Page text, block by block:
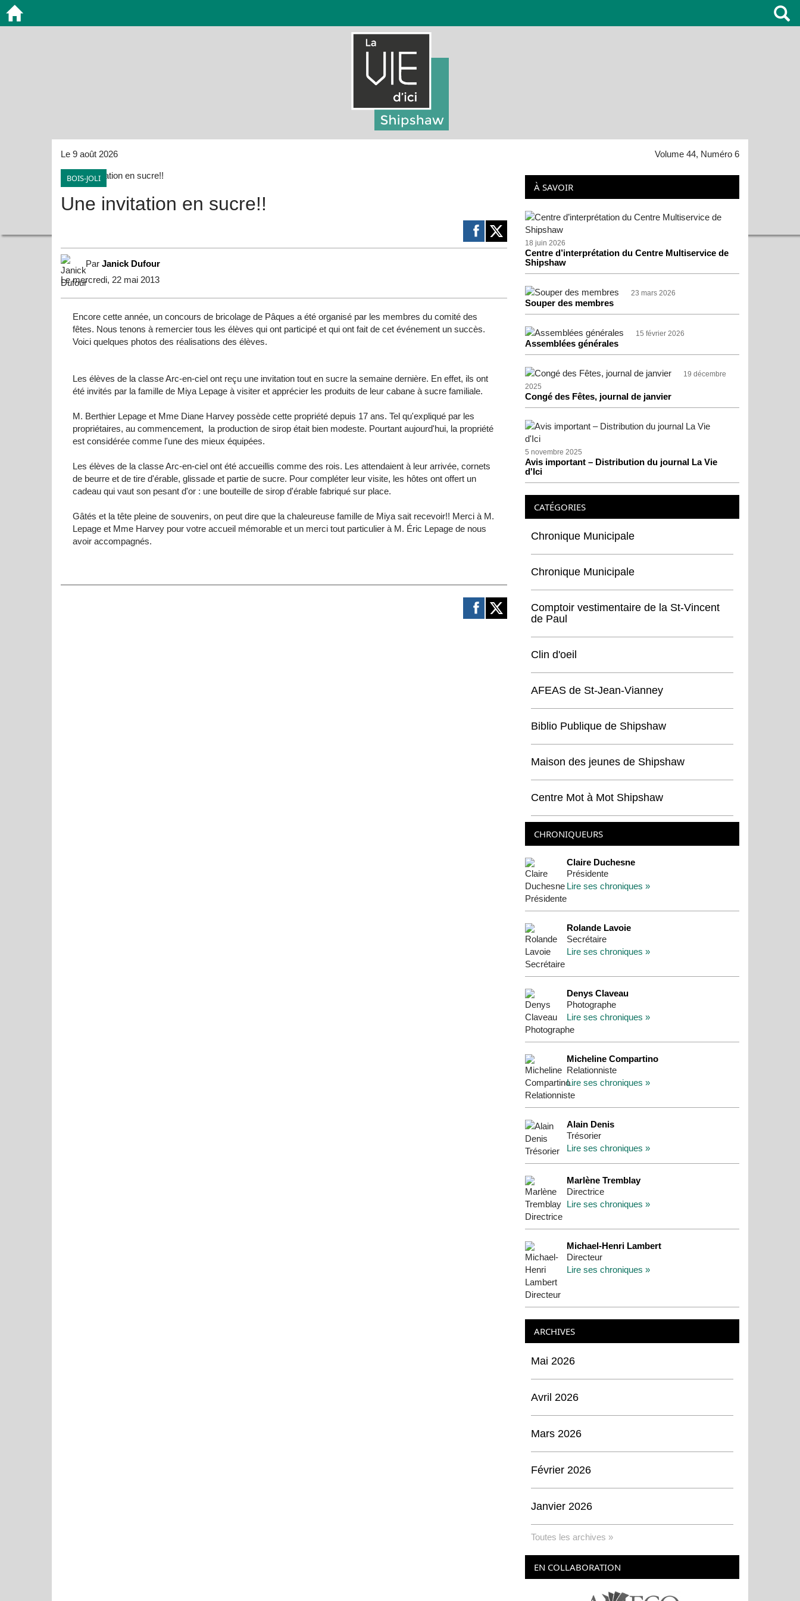
Le 9 août 2026 Volume 44, Numéro 6
BOIS-JOLI
Une invitation en sucre!!
Par Janick Dufour
Le mercredi, 22 mai 2013
Encore cette année, un concours de bricolage de Pâques a été organisé par les membres du comité des
fêtes. Nous tenons à remercier tous les élèves qui ont participé et qui ont fait de cet événement un succès.
Voici quelques photos des réalisations des élèves.
Les élèves de la classeArc-en-ciel ont reçu une invitation tout en sucre la semaine dernière. En effet, ils ont
été invités par la famille de Miya Lepage à visiter et apprécier les produits de leur cabane à sucre familiale.
M. Berthier Lepage et Mme Diane Harvey possède cette propriété depuis 17 ans. Tel qu'expliqué par les
propriétaires, au commencement, la production de sirop était bien modeste. Pourtant aujourd'hui, la propriété
est considérée comme l'une des mieux équipées.
Les élèves de la classeArc-en-ciel ont été accueillis comme des rois. Les attendaient à leur arrivée, cornets
de beurre et de tire d'érable, glissade et partie de sucre. Pour compléter leur visite, les hôtes ont offert un
cadeau qui vaut son pesant d'or : une bouteille de sirop d'érable fabriqué sur place.
Gâtés et la tête pleine de souvenirs, on peut dire que la chaleureuse famille de Miya sait recevoir!! Merci à M.
Lepage et Mme Harvey pour votre accueil mémorable et un merci tout particulier à M. Éric Lepage de nous
avoir accompagnés.
À SAVOIR
18 juin 2026
Centre d’interprétation du Centre Multiservice de
Shipshaw
23 mars 2026
Souper des membres
15 février 2026
Assemblées générales
19 décembre
2025
Congé des Fêtes, journal de janvier
5 novembre 2025
Avis important – Distribution du journal La Vie
d'Ici
CATÉGORIES
Chronique Municipale
Chronique Municipale
Comptoir vestimentaire de la St-Vincent
de Paul
Clin d'oeil
AFEAS de St-Jean-Vianney
Biblio Publique de Shipshaw
Maison des jeunes de Shipshaw
Centre Mot à Mot Shipshaw
CHRONIQUEURS
Claire Duchesne
Présidente
Lire ses chroniques »
Rolande Lavoie
Secrétaire
Lire ses chroniques »
Denys Claveau
Photographe
Lire ses chroniques »
Micheline Compartino
Relationniste
Lire ses chroniques »
Alain Denis
Trésorier
Lire ses chroniques »
Marlène Tremblay
Directrice
Lire ses chroniques »
Michael-Henri Lambert
Directeur
Lire ses chroniques »
ARCHIVES
Mai 2026
Avril 2026
Mars 2026
Février 2026
Janvier 2026
Toutes les archives »
EN COLLABORATION